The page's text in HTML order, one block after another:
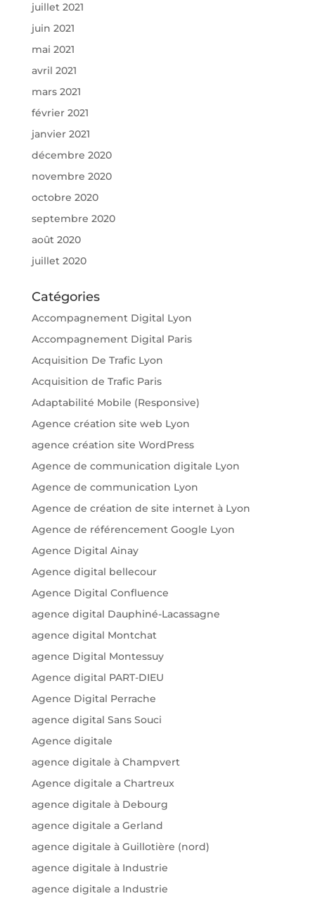
juillet 2021
juin 2021
mai 2021
avril 2021
mars 2021
février 2021
janvier 2021
décembre 2020
novembre 2020
octobre 2020
septembre 2020
août 2020
juillet 2020
Catégories
Accompagnement Digital Lyon
Accompagnement Digital Paris
Acquisition De Trafic Lyon
Acquisition de Trafic Paris
Adaptabilité Mobile (Responsive)
Agence création site web Lyon
agence création site WordPress
Agence de communication digitale Lyon
Agence de communication Lyon
Agence de création de site internet à Lyon
Agence de référencement Google Lyon
Agence Digital Ainay
Agence digital bellecour
Agence Digital Confluence
agence digital Dauphiné-Lacassagne
agence digital Montchat
agence Digital Montessuy
Agence digital PART-DIEU
Agence Digital Perrache
agence digital Sans Souci
Agence digitale
agence digitale à Champvert
Agence digitale a Chartreux
agence digitale à Debourg
agence digitale a Gerland
agence digitale à Guillotière (nord)
agence digitale à Industrie
agence digitale a Industrie